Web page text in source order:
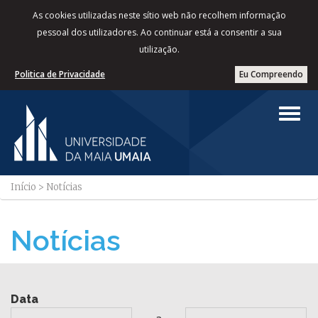
As cookies utilizadas neste sítio web não recolhem informação
pessoal dos utilizadores. Ao continuar está a consentir a sua
utilização.
Eu Compreendo
Politica de Privacidade
Início > Notícias
Notícias
Data